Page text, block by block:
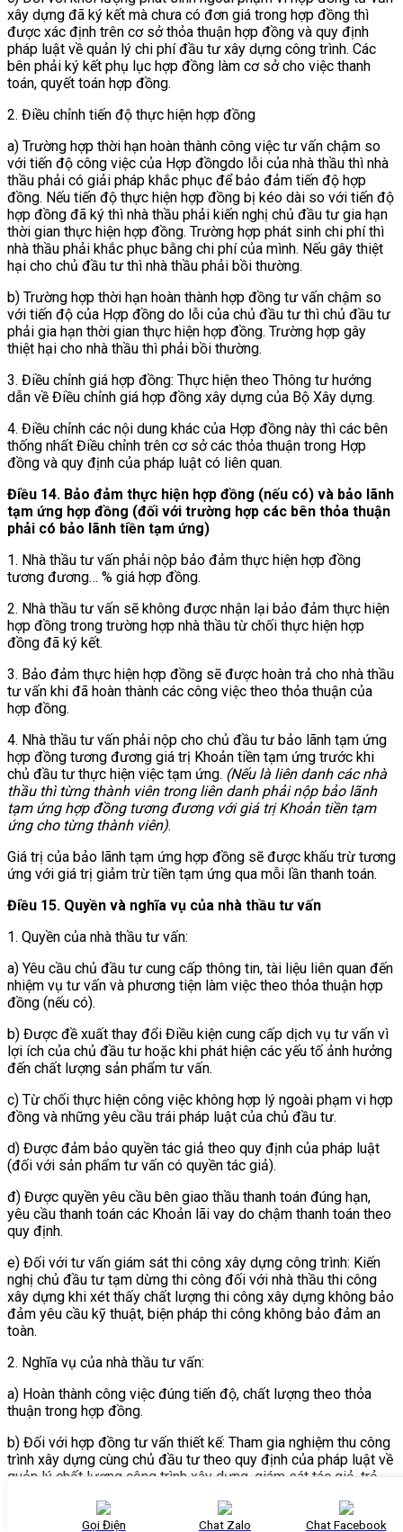
xây dựng đã ký kết mà chưa có đơn giá trong hợp đồng thì
được xác định trên cơ sở thỏa thuận hợp đồng và quy định
pháp luật về quản lý chi phí đầu tư xây dựng công trình. Các
bên phải ký kết phụ lục hợp đồng làm cơ sở cho việc thanh
toán, quyết toán hợp đồng.
2. Điều chỉnh tiến độ thực hiện hợp đồng
a) Trường hợp thời hạn hoàn thành công việc tư vấn chậm so
với tiến độ công việc của Hợp đồngdo lỗi của nhà thầu thì nhà
thầu phải có giải pháp khắc phục để bảo đảm tiến độ hợp
đồng. Nếu tiến độ thực hiện hợp đồng bị kéo dài so với tiến độ
hợp đồng đã ký thì nhà thầu phải kiến nghị chủ đầu tư gia hạn
thời gian thực hiện hợp đồng. Trường hợp phát sinh chi phí thì
nhà thầu phải khắc phục bằng chi phí của mình. Nếu gây thiệt
hại cho chủ đầu tư thì nhà thầu phải bồi thường.
b) Trường hợp thời hạn hoàn thành hợp đồng tư vấn chậm so
với tiến độ của Hợp đồng do lỗi của chủ đầu tư thì chủ đầu tư
phải gia hạn thời gian thực hiện hợp đồng. Trường hợp gây
thiệt hại cho nhà thầu thì phải bồi thường.
3. Điều chỉnh giá hợp đồng: Thực hiện theo Thông tư hướng
dẫn về Điều chỉnh giá hợp đồng xây dựng của Bộ Xây dựng.
4. Điều chỉnh các nội dung khác của Hợp đồng này thì các bên
thống nhất Điều chỉnh trên cơ sở các thỏa thuận trong Hợp
đồng và quy định của pháp luật có liên quan.
Điều 14. Bảo đảm thực hiện hợp đồng (nếu có) và bảo lãnh
tạm ứng hợp đồng (đối với trường hợp các bên thỏa thuận
phải có bảo lãnh tiền tạm ứng)
1. Nhà thầu tư vấn phải nộp bảo đảm thực hiện hợp đồng
tương đương… % giá hợp đồng.
2. Nhà thầu tư vấn sẽ không được nhận lại bảo đảm thực hiện
hợp đồng trong trường hợp nhà thầu từ chối thực hiện hợp
đồng đã ký kết.
3. Bảo đảm thực hiện hợp đồng sẽ được hoàn trả cho nhà thầu
tư vấn khi đã hoàn thành các công việc theo thỏa thuận của
hợp đồng.
4. Nhà thầu tư vấn phải nộp cho chủ đầu tư bảo lãnh tạm ứng
hợp đồng tương đương giá trị Khoản tiền tạm ứng trước khi
chủ đầu tư thực hiện việc tạm ứng. (Nếu là liên danh các nhà
thầu thì từng thành viên trong liên danh phải nộp bảo lãnh
tạm ứng hợp đồng tương đương với giá trị Khoản tiền tạm
ứng cho từng thành viên).
Giá trị của bảo lãnh tạm ứng hợp đồng sẽ được khấu trừ tương
ứng với giá trị giảm trừ tiền tạm ứng qua mỗi lần thanh toán.
Điều 15. Quyền và nghĩa vụ của nhà thầu tư vấn
1. Quyền của nhà thầu tư vấn:
a) Yêu cầu chủ đầu tư cung cấp thông tin, tài liệu liên quan đến
nhiệm vụ tư vấn và phương tiện làm việc theo thỏa thuận hợp
đồng (nếu có).
b) Được đề xuất thay đổi Điều kiện cung cấp dịch vụ tư vấn vì
lợi ích của chủ đầu tư hoặc khi phát hiện các yếu tố ảnh hưởng
đến chất lượng sản phẩm tư vấn.
c) Từ chối thực hiện công việc không hợp lý ngoài phạm vi hợp
đồng và những yêu cầu trái pháp luật của chủ đầu tư.
d) Được đảm bảo quyền tác giả theo quy định của pháp luật
(đối với sản phẩm tư vấn có quyền tác giả).
đ) Được quyền yêu cầu bên giao thầu thanh toán đúng hạn,
yêu cầu thanh toán các Khoản lãi vay do chậm thanh toán theo
quy định.
e) Đối với tư vấn giám sát thi công xây dựng công trình: Kiến
nghị chủ đầu tư tạm dừng thi công đối với nhà thầu thi công
xây dựng khi xét thấy chất lượng thi công xây dựng không bảo
đảm yêu cầu kỹ thuật, biện pháp thi công không bảo đảm an
toàn.
2. Nghĩa vụ của nhà thầu tư vấn:
a) Hoàn thành công việc đúng tiến độ, chất lượng theo thỏa
thuận trong hợp đồng.
b) Đối với hợp đồng tư vấn thiết kế: Tham gia nghiệm thu công
trình xây dựng cùng chủ đầu tư theo quy định của pháp luật về
quản lý chất lượng công trình xây dựng, giám sát tác giả, trả
của chủ đầu tư.
Gọi Điện Chat Zalo Chat Facebook